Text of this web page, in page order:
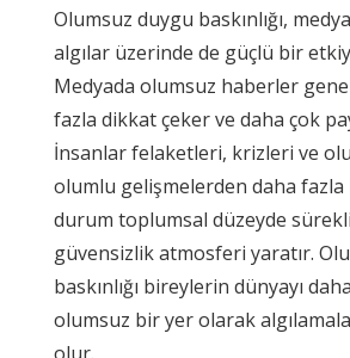
Olumsuz duygu baskınlığı,
algılar üzerinde de güçlü bir
Medyada olumsuz haberler
fazla dikkat çeker ve daha çok
İnsanlar felaketleri, krizleri ve
olumlu gelişmelerden daha fazla
durum toplumsal düzeyde
güvensizlik atmosferi yaratır.
baskınlığı bireylerin dünyayı
olumsuz bir yer olarak
olur.